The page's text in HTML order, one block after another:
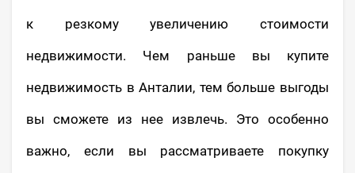
к резкому увеличению стоимости
недвижимости. Чем раньше вы купите
недвижимость в Анталии, тем больше выгоды
вы сможете из нее извлечь. Это особенно
важно, если вы рассматриваете покупку